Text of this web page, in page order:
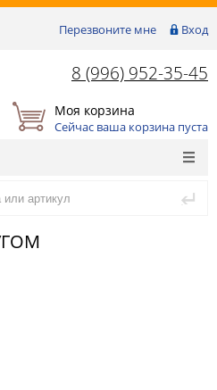
Перезвоните мне Вход
8 (996) 952-35-45
Моя корзина
Сейчас ваша корзина пуста